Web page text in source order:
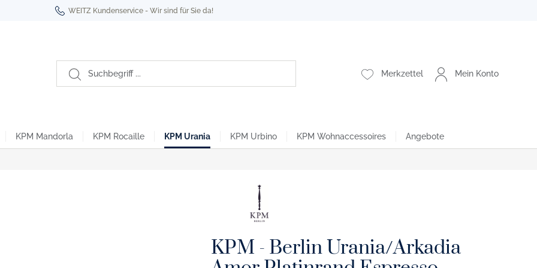
WEITZ Kundenservice - Wir sind für Sie da!
Merkzettel Mein Konto
KPM Mandorla KPM Rocaille KPM Urania KPM Urbino KPM Wohnaccessoires Angebote
KPM - Berlin Urania/Arkadia